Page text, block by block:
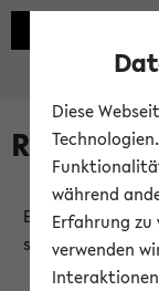
Es wurden
stattfindenden
Diese
während
Erfahrung zu
verwenden